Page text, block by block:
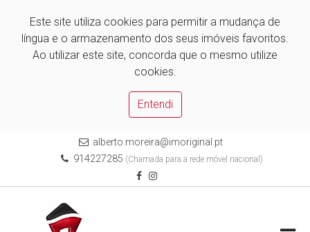
Este site utiliza cookies para permitir a mudança de
língua e o armazenamento dos seus imóveis favoritos.
Ao utilizar este site, concorda que o mesmo utilize
cookies.
Entendi
alberto.moreira@imoriginal.pt
914227285 (Chamada para a rede móvel nacional)